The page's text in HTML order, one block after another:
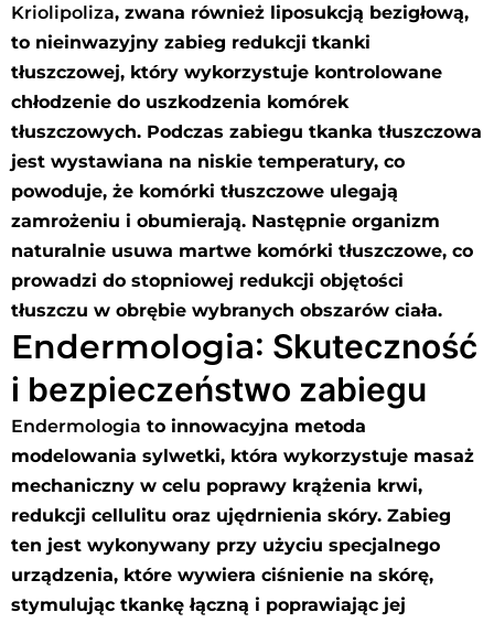
Kriolipoliza, zwana również liposukcją bezigłową,
to nieinwazyjny zabieg redukcji tkanki
tłuszczowej, który wykorzystuje kontrolowane
chłodzenie do uszkodzenia komórek
tłuszczowych. Podczas zabiegu tkanka tłuszczowa
jest wystawiana na niskie temperatury, co
powoduje, że komórki tłuszczowe ulegają
zamrożeniu i obumierają. Następnie organizm
naturalnie usuwa martwe komórki tłuszczowe, co
prowadzi do stopniowej redukcji objętości
tłuszczu w obrębie wybranych obszarów ciała.
Endermologia: Skuteczność
i bezpieczeństwo zabiegu
Endermologia to innowacyjna metoda
modelowania sylwetki, która wykorzystuje masaż
mechaniczny w celu poprawy krążenia krwi,
redukcji cellulitu oraz ujędrnienia skóry. Zabieg
ten jest wykonywany przy użyciu specjalnego
urządzenia, które wywiera ciśnienie na skórę,
stymulując tkankę łączną i poprawiając jej